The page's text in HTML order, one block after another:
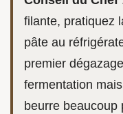
filante, pratiquez
pâte au
premier
fermentation
beurre beaucoup